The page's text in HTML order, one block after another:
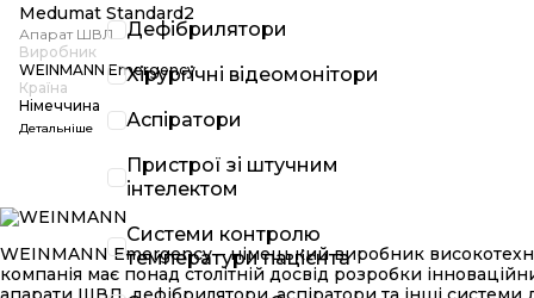
Дефібрилятори
Хірургічні відеомонітори
Аспіратори
Пристрої зі штучним
інтелектом
Системи контролю
температури пацієнта
Medumat Standard2
Апарат ШВЛ
Виробник
WEINMANN Emergency
Країна
Німеччина
Детальніше
WEINMANN Emergency – німецький виробник
компанія має понад столітній досвід розробки